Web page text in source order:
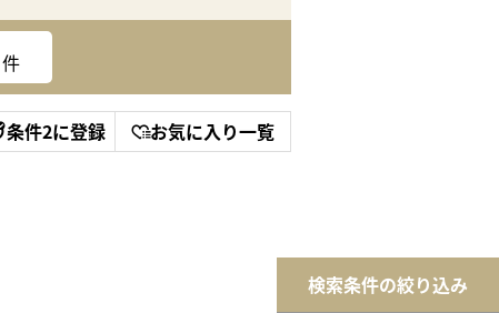
件
条件2に登録 お気に入り一覧
検索条件の絞り込み